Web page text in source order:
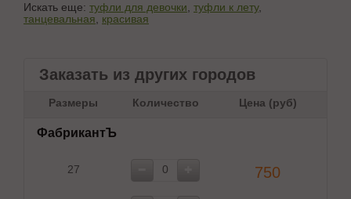
Искать еще: туфли для девочки туфли к лету,
танцевальная
красивая
Заказать из других городов
Размеры Количество Цена (руб)
ФабрикантЪ
27 750